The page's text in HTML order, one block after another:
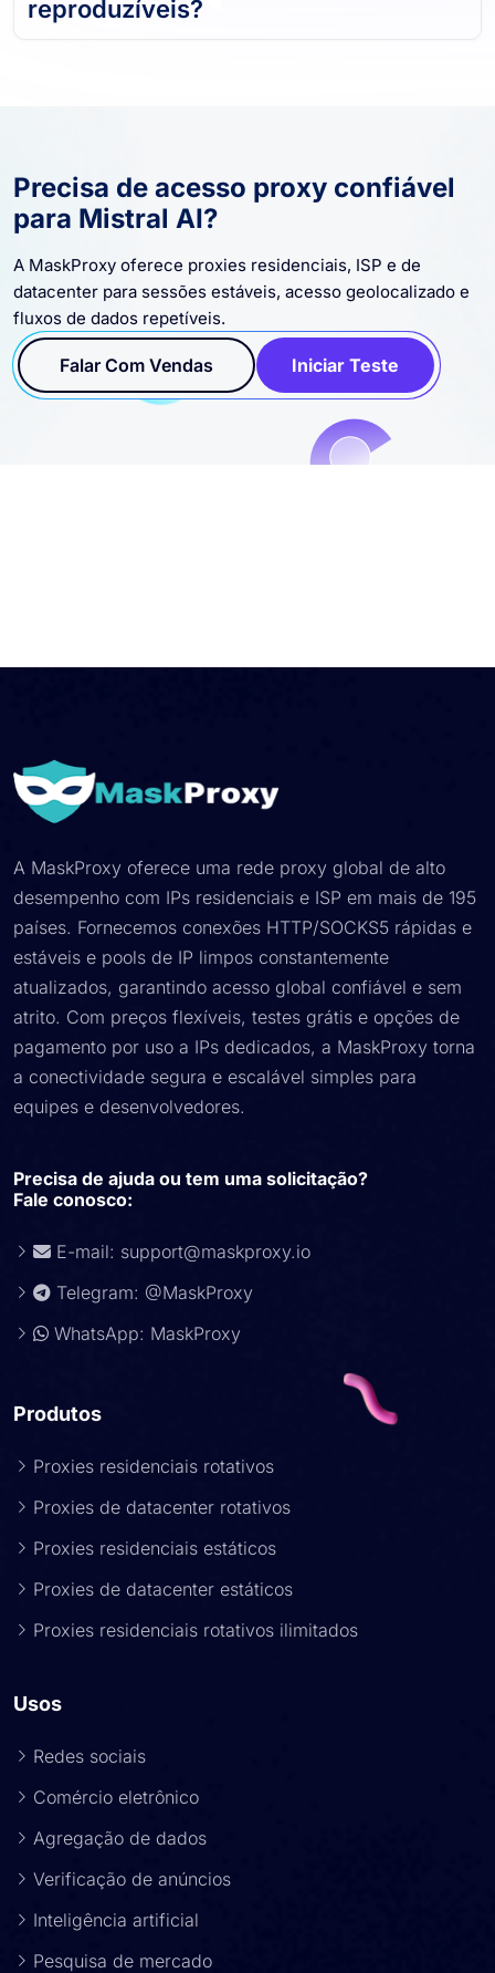
reproduzíveis?
Precisa de acesso proxy confiável
para Mistral AI?
A MaskProxy oferece proxies residenciais, ISP e de
datacenter para sessões estáveis, acesso geolocalizado e
fluxos de dados repetíveis.
Falar Com Vendas Iniciar Teste
A MaskProxy oferece uma rede proxy global de alto
desempenho com IPs residenciais e ISP em mais de 195
países. Fornecemos conexões HTTP/SOCKS5 rápidas e
estáveis e pools de IP limpos constantemente
atualizados, garantindo acesso global confiável e sem
atrito. Com preços flexíveis, testes grátis e opções de
pagamento por uso a IPs dedicados, a MaskProxy torna
a conectividade segura e escalável simples para
equipes e desenvolvedores.
Precisa de ajuda ou tem uma solicitação?
Fale conosco:
E-mail: support@maskproxy.io
Telegram: @MaskProxy
WhatsApp: MaskProxy
Produtos
Proxies residenciais rotativos
Proxies de datacenter rotativos
Proxies residenciais estáticos
Proxies de datacenter estáticos
Proxies residenciais rotativos ilimitados
Usos
Redes sociais
Comércio eletrônico
Agregação de dados
Verificação de anúncios
Inteligência artificial
Pesquisa de mercado